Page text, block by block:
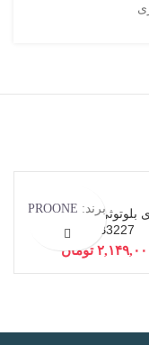
بلوتوثی پرو وان مدل
PHB3227
تومان
برند: PROONE